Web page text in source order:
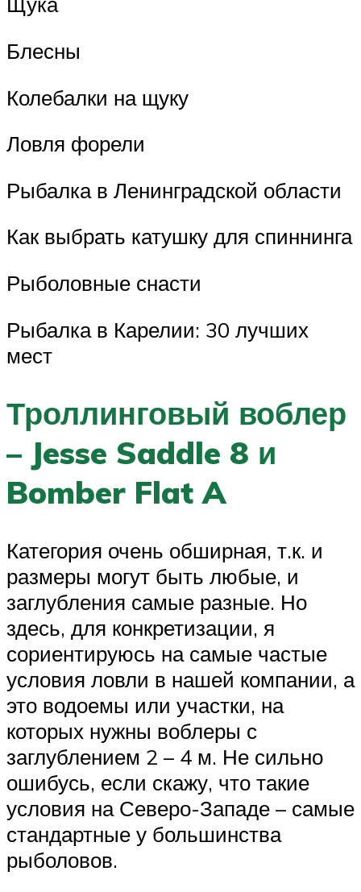
Блесны
Колебалки на щуку
Ловля форели
Рыбалка в Ленинградской области
Как выбрать катушку для спиннинга
Рыболовные снасти
Рыбалка в Карелии: 30 лучших
мест
Троллинговый воблер
– Jesse Saddle 8 и
Bomber Flat A
Категория очень обширная, т.к. и
размеры могут быть любые, и
заглубления самые разные. Но
здесь, для конкретизации, я
сориентируюсь на самые частые
условия ловли в нашей компании, а
это водоемы или участки, на
которых нужны воблеры с
заглублением 2 – 4 м. Не сильно
ошибусь, если скажу, что такие
условия на Северо-Западе – самые
стандартные у большинства
рыболовов.